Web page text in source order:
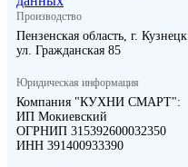
Производство
Пензенская область, г. Кузнецк
ул. Гражданская 85
Юридическая информация
Компания "КУХНИ СМАРТ":
ИП Мокиевский
ОГРНИП 315392600032350
ИНН 391400933390